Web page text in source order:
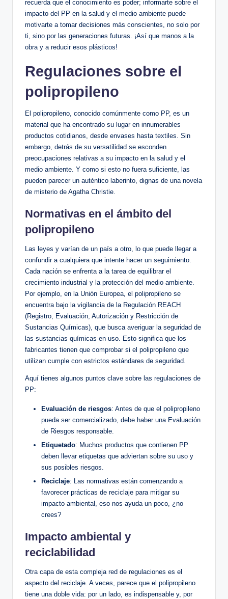
recuerda que el conocimiento es poder; informarte sobre el
impacto del PP en la salud y el medio ambiente puede
motivarte a tomar decisiones más conscientes, no solo por
ti, sino por las generaciones futuras. ¡Así que manos a la
obra y a reducir esos plásticos!
Regulaciones sobre el
polipropileno
El polipropileno, conocido comúnmente como PP, es un
material que ha encontrado su lugar en innumerables
productos cotidianos, desde envases hasta textiles. Sin
embargo, detrás de su versatilidad se esconden
preocupaciones relativas a su impacto en la salud y el
medio ambiente. Y como si esto no fuera suficiente, las
pueden parecer un auténtico laberinto, dignas de una novela
de misterio de Agatha Christie.
Normativas en el ámbito del
polipropileno
Las leyes y varían de un país a otro, lo que puede llegar a
confundir a cualquiera que intente hacer un seguimiento.
Cada nación se enfrenta a la tarea de equilibrar el
crecimiento industrial y la protección del medio ambiente.
Por ejemplo, en la Unión Europea, el polipropileno se
encuentra bajo la vigilancia de la Regulación REACH
(Registro, Evaluación, Autorización y Restricción de
Sustancias Químicas), que busca averiguar la seguridad de
las sustancias químicas en uso. Esto significa que los
fabricantes tienen que comprobar si el polipropileno que
utilizan cumple con estrictos estándares de seguridad.
Aquí tienes algunos puntos clave sobre las regulaciones de
PP:
Evaluación de riesgos: Antes de que el polipropileno
pueda ser comercializado, debe haber una Evaluación
de Riesgos responsable.
Etiquetado: Muchos productos que contienen PP
deben llevar etiquetas que adviertan sobre su uso y
sus posibles riesgos.
Reciclaje: Las normativas están comenzando a
favorecer prácticas de reciclaje para mitigar su
impacto ambiental, eso nos ayuda un poco, ¿no
crees?
Impacto ambiental y
reciclabilidad
Otra capa de esta compleja red de regulaciones es el
aspecto del reciclaje. A veces, parece que el polipropileno
tiene una doble vida: por un lado, es indispensable y, por